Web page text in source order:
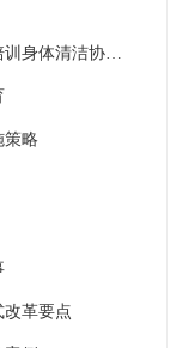
2026养老护理员培训身体清洁协助老年人沐浴解读
策略
改革要点